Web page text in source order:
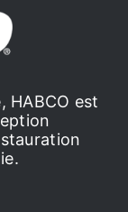
HABCO est